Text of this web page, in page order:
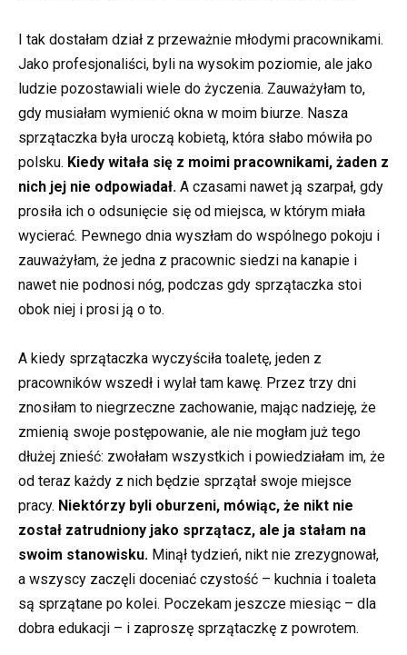
I tak dostałam dział z przeważnie młodymi pracownikami.
Jako profesjonaliści, byli na wysokim poziomie, ale jako
ludzie pozostawiali wiele do życzenia. Zauważyłam to,
gdy musiałam wymienić okna w moim biurze. Nasza
sprzątaczka była uroczą kobietą, która słabo mówiła po
polsku. Kiedy witała się z moimi pracownikami, żaden z
nich jej nie odpowiadał. A czasami nawet ją szarpał, gdy
prosiła ich o odsunięcie się od miejsca, w którym miała
wycierać. Pewnego dnia wyszłam do wspólnego pokoju i
zauważyłam, że jedna z pracownic siedzi na kanapie i
nawet nie podnosi nóg, podczas gdy sprzątaczka stoi
obok niej i prosi ją o to.
A kiedy sprzątaczka wyczyściła toaletę, jeden z
pracowników wszedł i wylał tam kawę. Przez trzy dni
znosiłam to niegrzeczne zachowanie, mając nadzieję, że
zmienią swoje postępowanie, ale nie mogłam już tego
dłużej znieść: zwołałam wszystkich i powiedziałam im, że
od teraz każdy z nich będzie sprzątał swoje miejsce
pracy. Niektórzy byli oburzeni, mówiąc, że nikt nie
został zatrudniony jako sprzątacz, ale ja stałam na
swoim stanowisku. Minął tydzień, nikt nie zrezygnował,
a wszyscy zaczęli doceniać czystość – kuchnia i toaleta
są sprzątane po kolei. Poczekam jeszcze miesiąc – dla
dobra edukacji – i zaproszę sprzątaczkę z powrotem.